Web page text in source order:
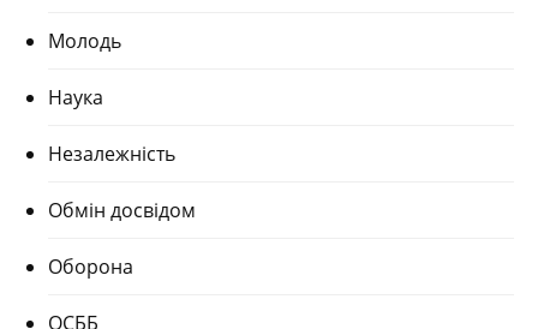
Молодь
Наука
Незалежність
Обмін досвідом
Оборона
ОСББ